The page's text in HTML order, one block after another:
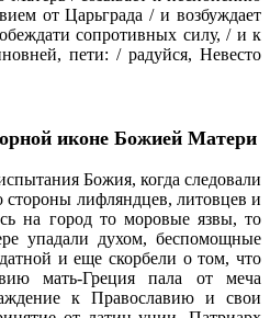
от Царьграда / и возбуждает
сопротивных силу, / и к
пети: / радуйся, Невесто
иконе Божией Матери
Божия, когда следовали
стороны лифляндцев, литовцев и
на город то моровые язвы, то
упадали духом, беспомощные
и еще скорбели о том, что
мать-Греция пала от меча
к Православию и свои